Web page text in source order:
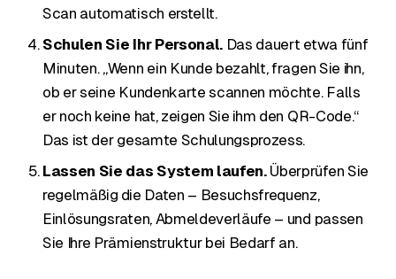
Scan automatisch erstellt.
Schulen Sie Ihr Personal. Das dauert etwa fünf
Minuten. „Wenn ein Kunde bezahlt, fragen Sie ihn,
ob er seine Kundenkarte scannen möchte. Falls
er noch keine hat, zeigen Sie ihm den QR-Code.“
Das ist der gesamte Schulungsprozess.
Lassen Sie das System laufen.Überprüfen Sie
regelmäßig die Daten – Besuchsfrequenz,
Einlösungsraten, Abmeldeverläufe – und passen
Sie Ihre Prämienstruktur bei Bedarf an.